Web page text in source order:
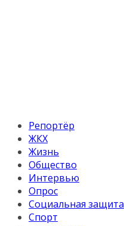
Репортёр
ЖКХ
Жизнь
Общество
Интервью
Опрос
Социальная защита
Спорт